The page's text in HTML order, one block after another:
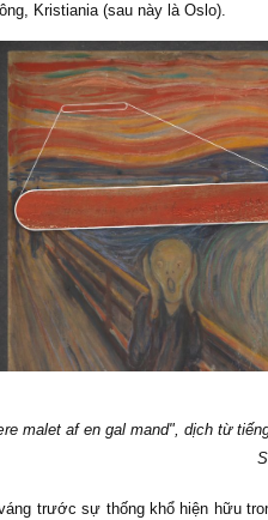
Kristiania (sau này là Oslo).
malet af en gal mand", dịch từ
trước sự thống khổ hiện hữu